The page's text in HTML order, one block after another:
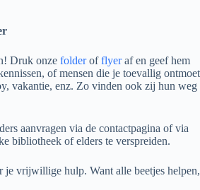
Druk onze folderofflyeraf en geef hem
of mensen die je toevallig ontmoet
vakantie, enz. Zo vinden ook zij hun weg
aanvragen via de contactpagina of via
bibliotheek of elders te verspreiden.
je vrijwillige hulp. Want alle beetjes helpen,